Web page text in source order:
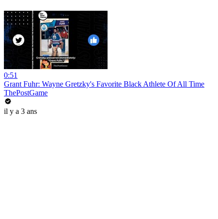
0:51
Grant Fuhr: Wayne Gretzky's Favorite Black Athlete Of All Time
ThePostGame
il y a 3 ans